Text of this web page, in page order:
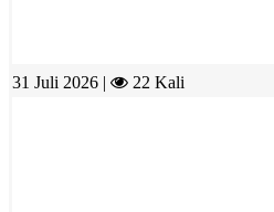
31 Juli 2026 | 22 Kali